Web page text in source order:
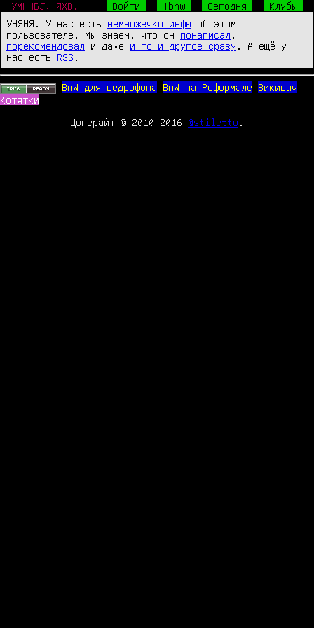
УМННБJ, ЯХВ. Войти !bnw Сегодня
Клубы
УНЯНЯ. У нас есть немножечко инфы об этом
пользователе. Мы знаем, что он понаписал
порекомендовал и даже и то и другое сразу . А ещё у
нас есть RSS
BnW для ведрофона BnW на Реформале
Викивач
Котятки
Цоперайт © 2010-2016 @stiletto